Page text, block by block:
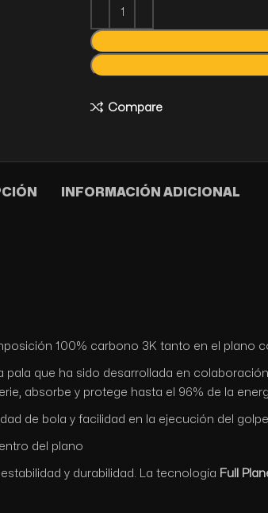
Compare
INFORMACIÓN ADICIONAL
100% carbono 3K tanto en el plano
que ha sido desarrollada en
absorbe y protege hasta el 96% de la
de bola y facilidad en la ejecución del golpe
del plano
y durabilidad. La tecnología Full